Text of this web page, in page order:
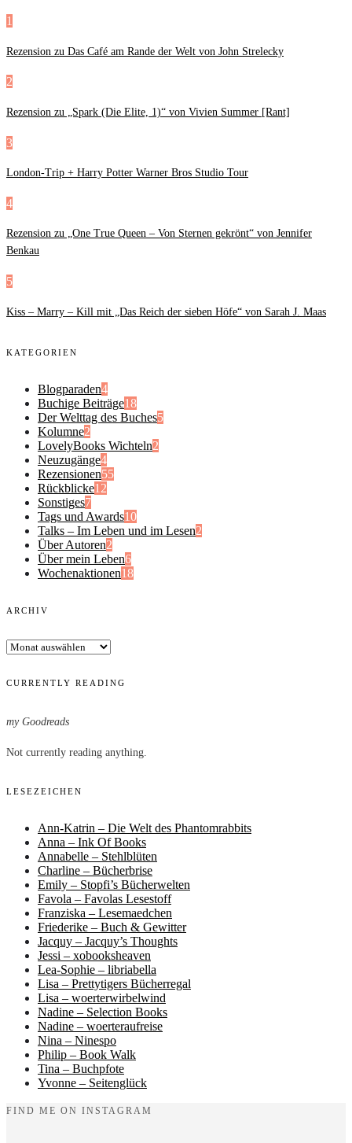
1
Rezension zu Das Café am Rande der Welt von John Strelecky
2
Rezension zu „Spark (Die Elite, 1)“ von Vivien Summer [Rant]
3
London-Trip + Harry Potter Warner Bros Studio Tour
4
Rezension zu „One True Queen – Von Sternen gekrönt“ von Jennifer
Benkau
5
Kiss – Marry – Kill mit „Das Reich der sieben Höfe“ von Sarah J. Maas
KATEGORIEN
Blogparaden4
Buchige Beiträge18
Der Welttag des Buches5
Kolumne2
LovelyBooks Wichteln2
Neuzugänge4
Rezensionen55
Rückblicke12
Sonstiges7
Tags und Awards10
Talks – Im Leben und im Lesen2
Über Autoren2
Über mein Leben6
Wochenaktionen18
ARCHIV
Archiv
CURRENTLY READING
my Goodreads
Not currently reading anything.
LESEZEICHEN
Ann-Katrin – Die Welt des Phantomrabbits
Anna – Ink Of Books
Annabelle – Stehlblüten
Charline – Bücherbrise
Emily – Stopfi’s Bücherwelten
Favola – Favolas Lesestoff
Franziska – Lesemaedchen
Friederike – Buch & Gewitter
Jacquy – Jacquy’s Thoughts
Jessi – xobooksheaven
Lea-Sophie – libriabella
Lisa – Prettytigers Bücherregal
Lisa – woerterwirbelwind
Nadine – Selection Books
Nadine – woerteraufreise
Nina – Ninespo
Philip – Book Walk
Tina – Buchpfote
Yvonne – Seitenglück
FIND ME ON INSTAGRAM